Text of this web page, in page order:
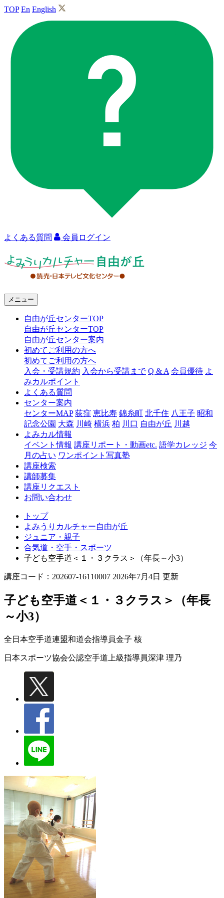
TOP En English
よくある質問 会員ログイン
ャ
由
丘
メニュー
自由が丘センターTOP
自由が丘センターTOP
自由が丘センター案内
初めてご利用の方へ
初めてご利用の方へ
入会・受講規約 入会から受講まで Q & A 会員優待 よ
みカルポイント
よくある質問
センター案内
センターMAP 荻窪 恵比寿 錦糸町 北千住 八王子 昭和
記念公園 大森 川崎 横浜 柏 川口 自由が丘 川越
よみカル情報
イベント情報 講座リポート・動画etc. 語学カレッジ 今
月の占い ワンポイント写真塾
講座検索
講師募集
講座リクエスト
お問い合わせ
トップ
よみうりカルチャー自由が丘
ジュニア・親子
合気道・空手・スポーツ
子ども空手道＜１・３クラス＞（年長～小3）
講座コード：202607-16110007 2026年7月4日 更新
子ども空手道＜１・３クラス＞（年長
～小3）
全日本空手道連盟和道会指導員金子 核
日本スポーツ協会公認空手道上級指導員深津 理乃